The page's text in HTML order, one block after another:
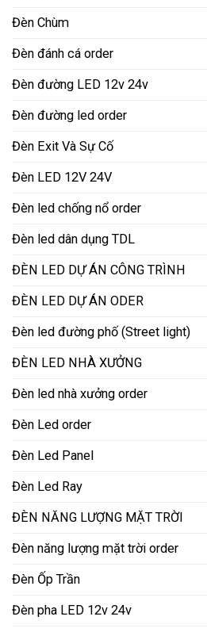
Đèn Chùm
Đèn đánh cá order
Đèn đường LED 12v 24v
Đèn đường led order
Đèn Exit Và Sự Cố
Đèn LED 12V 24V
Đèn led chống nổ order
Đèn led dân dụng TDL
ĐÈN LED DỰ ÁN CÔNG TRÌNH
ĐÈN LED DỰ ÁN ODER
Đèn led đường phố (Street light)
ĐÈN LED NHÀ XƯỞNG
Đèn led nhà xưởng order
Đèn Led order
Đèn Led Panel
Đèn Led Ray
ĐÈN NĂNG LƯỢNG MẶT TRỜI
Đèn năng lượng mặt trời order
Đèn Ốp Trần
Đèn pha LED 12v 24v